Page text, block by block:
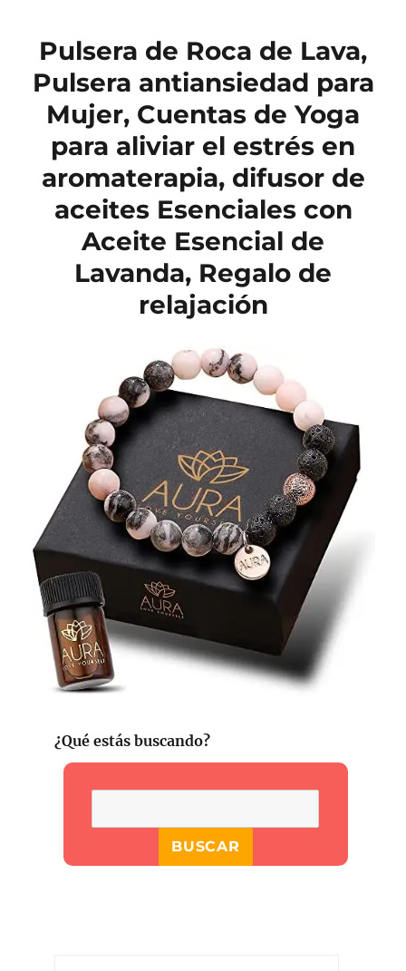
Pulsera de Roca de Lava,
Pulsera antiansiedad para
Mujer, Cuentas de Yoga
para aliviar el estrés en
aromaterapia, difusor de
aceites Esenciales con
Aceite Esencial de
Lavanda, Regalo de
relajación
¿Qué estás buscando?